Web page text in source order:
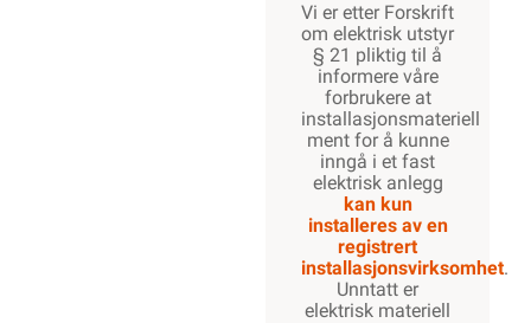
Vi er etter Forskrift
om elektrisk utstyr
§ 21 pliktig til å
informere våre
forbrukere at
installasjonsmateriell
ment for å kunne
inngå i et fast
elektrisk anlegg
kan kun
installeres av en
registrert
installasjonsvirksomhet.
Unntatt er
elektrisk materiell